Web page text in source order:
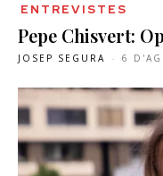
ENTREVISTES
Pepe Chisvert:
JOSEP SEGURA - 6